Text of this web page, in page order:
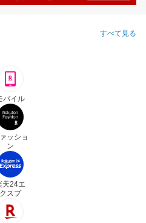
すべて見る
バイル
ッショ
ン
天24エ
クスプ